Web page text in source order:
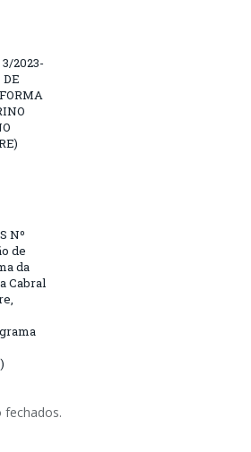
2023-
DE
Nº
de
da
Cabral
fechados.